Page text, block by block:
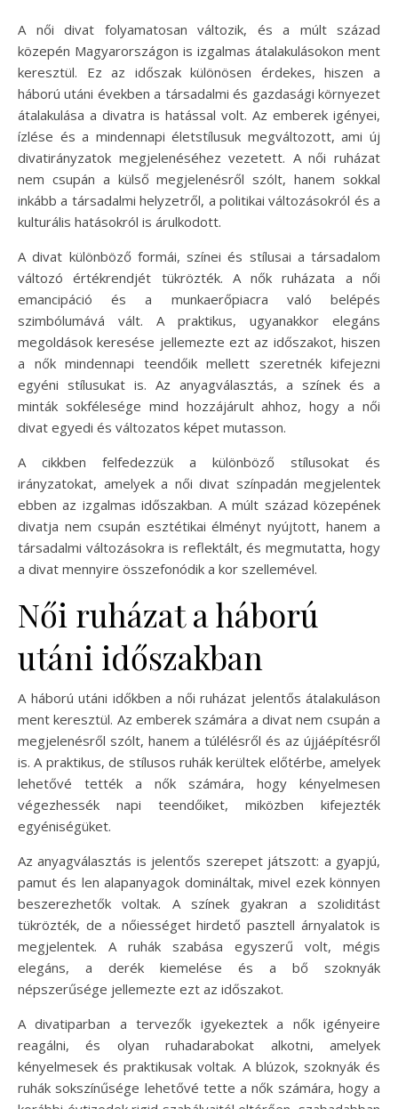
A női divat folyamatosan változik, és a múlt század
közepén Magyarországon is izgalmas átalakulásokon ment
keresztül. Ez az időszak különösen érdekes, hiszen a
háború utáni években a társadalmi és gazdasági környezet
átalakulása a divatra is hatással volt. Az emberek igényei,
ízlése és a mindennapi életstílusuk megváltozott, ami új
divatirányzatok megjelenéséhez vezetett. A női ruházat
nem csupán a külső megjelenésről szólt, hanem sokkal
inkább a társadalmi helyzetről, a politikai változásokról és a
kulturális hatásokról is árulkodott.
A divat különböző formái, színei és stílusai a társadalom
változó értékrendjét tükrözték. A nők ruházata a női
emancipáció és a munkaerőpiacra való belépés
szimbólumává vált. A praktikus, ugyanakkor elegáns
megoldások keresése jellemezte ezt az időszakot, hiszen
a nők mindennapi teendőik mellett szeretnék kifejezni
egyéni stílusukat is. Az anyagválasztás, a színek és a
minták sokfélesége mind hozzájárult ahhoz, hogy a női
divat egyedi és változatos képet mutasson.
A cikkben felfedezzük a különböző stílusokat és
irányzatokat, amelyek a női divat színpadán megjelentek
ebben az izgalmas időszakban. A múlt század közepének
divatja nem csupán esztétikai élményt nyújtott, hanem a
társadalmi változásokra is reflektált, és megmutatta, hogy
a divat mennyire összefonódik a kor szellemével.
Női ruházat a háború
utáni időszakban
A háború utáni időkben a női ruházat jelentős átalakuláson
ment keresztül. Az emberek számára a divat nem csupán a
megjelenésről szólt, hanem a túlélésről és az újjáépítésről
is. A praktikus, de stílusos ruhák kerültek előtérbe, amelyek
lehetővé tették a nők számára, hogy kényelmesen
végezhessék napi teendőiket, miközben kifejezték
egyéniségüket.
Az anyagválasztás is jelentős szerepet játszott: a gyapjú,
pamut és len alapanyagok domináltak, mivel ezek könnyen
beszerezhetők voltak. A színek gyakran a szoliditást
tükrözték, de a nőiességet hirdető pasztell árnyalatok is
megjelentek. A ruhák szabása egyszerű volt, mégis
elegáns, a derék kiemelése és a bő szoknyák
népszerűsége jellemezte ezt az időszakot.
A divatiparban a tervezők igyekeztek a nők igényeire
reagálni, és olyan ruhadarabokat alkotni, amelyek
kényelmesek és praktikusak voltak. A blúzok, szoknyák és
ruhák sokszínűsége lehetővé tette a nők számára, hogy a